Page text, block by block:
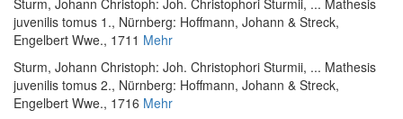
juvenilis tomus 1., Nürnberg: Hoffmann, Johann & Streck,
Engelbert Wwe., 1711 Mehr
Sturm, Johann Christoph: Joh. Christophori Sturmii, ... Mathesis
juvenilis tomus 2., Nürnberg: Hoffmann, Johann & Streck,
Engelbert Wwe., 1716 Mehr